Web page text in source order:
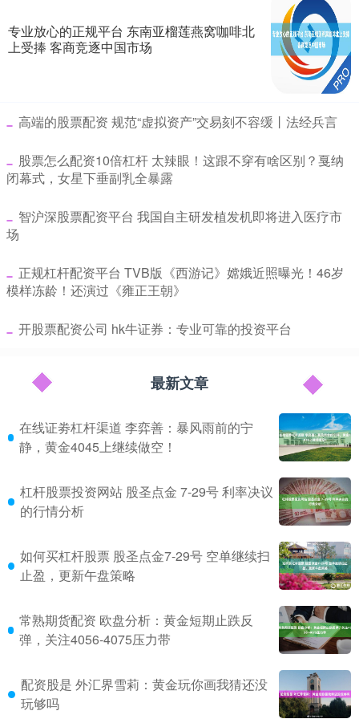
专业放心的正规平台 东南亚榴莲燕窝咖啡北
上受捧 客商竞逐中国市场
​高端的股票配资 规范“虚拟资产”交易刻不容缓丨法经兵言
​股票怎么配资10倍杠杆 太辣眼！这跟不穿有啥区别？戛纳
闭幕式，女星下垂副乳全暴露
​智沪深股票配资平台 我国自主研发植发机即将进入医疗市
场
​正规杠杆配资平台 TVB版《西游记》嫦娥近照曝光！46岁
模样冻龄！还演过《雍正王朝》
​开股票配资公司 hk牛证券：专业可靠的投资平台
最新文章
在线证劵杠杆渠道 李弈善：暴风雨前的宁
静，黄金4045上继续做空！
杠杆股票投资网站 股圣点金 7-29号 利率决议
的行情分析
如何买杠杆股票 股圣点金7-29号 空单继续扫
止盈，更新午盘策略
常熟期货配资 欧盘分析：黄金短期止跌反
弹，关注4056-4075压力带
配资股是 外汇界雪莉：黄金玩你画我猜还没
玩够吗